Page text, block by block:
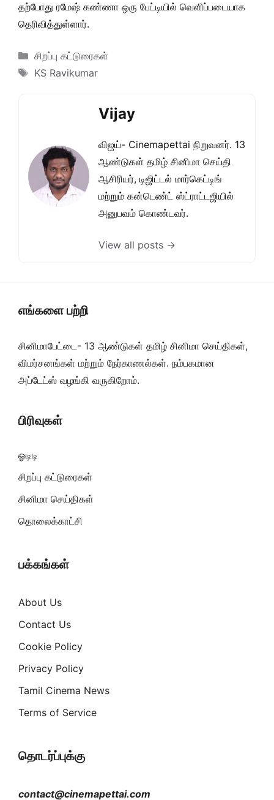
தற்போது ரமேஷ் கண்ணா ஒரு பேட்டியில் வெளிப்படையாக
தெரிவித்துள்ளார்.
Categories
சிறப்பு கட்டுரைகள்
Tags
KS Ravikumar
Vijay
விஜய்- Cinemapettai நிறுவனர். 13
ஆண்டுகள் தமிழ் சினிமா செய்தி
ஆசிரியர், டிஜிட்டல் மார்கெட்டிங்
மற்றும் கன்டெண்ட் ஸ்ட்ராட்டஜியில்
அனுபவம் கொண்டவர்.
View all posts →
எங்களை பற்றி
சினிமாபேட்டை- 13 ஆண்டுகள் தமிழ் சினிமா செய்திகள்,
விமர்சனங்கள் மற்றும் நேர்காணல்கள். நம்பகமான
அப்டேட்ஸ் வழங்கி வருகிறோம்.
பிரிவுகள்
ஓடிடி
சிறப்பு கட்டுரைகள்
சினிமா செய்திகள்
தொலைக்காட்சி
பக்கங்கள்
About Us
Contact Us
Cookie Policy
Privacy Policy
Tamil Cinema News
Terms of Service
தொடர்ப்புக்கு
contact@cinemapettai.com